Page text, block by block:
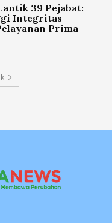
39 Pejabat:
Integritas
Prima